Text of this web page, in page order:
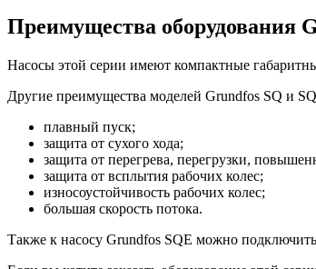
Преимущества оборудования
Насосы этой серии имеют компактные
Другие преимущества моделей Grundfos SQ и
плавный пуск;
защита от сухого хода;
защита от перегрева, перегрузки,
защита от всплытия рабочих колес;
износоустойчивость рабочих колес;
большая скорость потока.
Также к насосу Grundfos SQE можно